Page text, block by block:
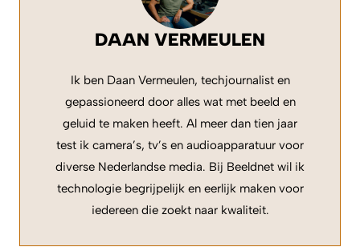
DAAN VERMEULEN
Ik ben Daan Vermeulen, techjournalist en
gepassioneerd door alles wat met beeld en
geluid te maken heeft. Al meer dan tien jaar
test ik camera’s, tv’s en audioapparatuur voor
diverse Nederlandse media. Bij Beeldnet wil ik
technologie begrijpelijk en eerlijk maken voor
iedereen die zoekt naar kwaliteit.